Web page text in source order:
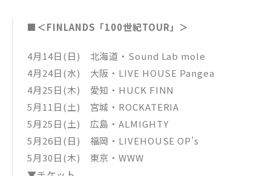
■＜FINLANDS「100世紀TOUR」＞
4月14日(日) 北海道・Sound Lab mole
4月24日(水) 大阪・LIVE HOUSE Pangea
4月25日(木) 愛知・HUCK FINN
5月11日(土) 宮城・ROCKATERIA
5月25日(土) 広島・ALMIGHTY
5月26日(日) 福岡・LIVEHOUSE OP’s
5月30日(木) 東京・WWW